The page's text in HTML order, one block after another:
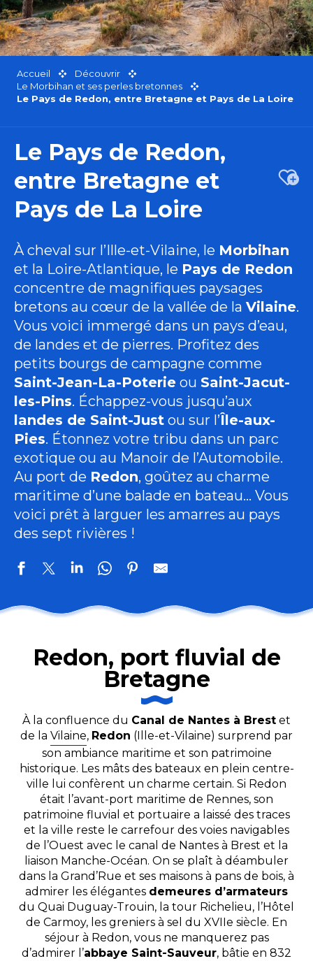
Accueil
Découvrir
Le Morbihan et ses perles bretonnes
Le Pays de Redon, entre Bretagne et Pays de La Loire
Le Pays de Redon,
entre Bretagne et
Pays de La Loire
À cheval sur l’Ille-et-Vilaine, le Morbihan
et la Loire-Atlantique, le Pays de Redon
concentre de magnifiques paysages
bretons au cœur de la vallée de la Vilaine.
Vous voici immergé dans un pays d’eau,
de landes et de pierres. Profitez des
petits bourgs de campagne comme
Saint-Jean-La-Poterie ou Saint-Jacut-
les-Pins. Échappez-vous jusqu’aux
landes de Saint-Just ou sur l’Île-aux-
Pies. Étonnez votre tribu dans un parc
exotique ou au Manoir de l’Automobile.
Au port de Redon, goûtez au charme
maritime d’une balade en bateau… Vous
voici prêt à larguer les amarres au pays
des sept rivières !
Redon, port fluvial de
Bretagne
À la confluence du Canal de Nantes à Brest et
de la Vilaine, Redon (Ille-et-Vilaine) surprend par
son ambiance maritime et son patrimoine
historique. Les mâts des bateaux en plein centre-
ville lui confèrent un charme certain. Si Redon
était l’avant-port maritime de Rennes, son
patrimoine fluvial et portuaire a laissé des traces
et la ville reste le carrefour des voies navigables
de l’Ouest avec le canal de Nantes à Brest et la
liaison Manche-Océan. On se plaît à déambuler
dans la Grand’Rue et ses maisons à pans de bois, à
admirer les élégantes demeures d’armateurs
du Quai Duguay-Trouin, la tour Richelieu, l’Hôtel
de Carmoy, les greniers à sel du XVIIe siècle. En
séjour à Redon, vous ne manquerez pas
d’admirer l’abbaye Saint-Sauveur, bâtie en 832